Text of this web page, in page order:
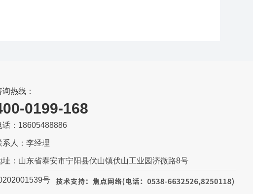
询热线：
0199-168
话：18605488886
系人：李经理
址：山东省泰安市宁阳县伏山镇伏山工业园济微路8号
号